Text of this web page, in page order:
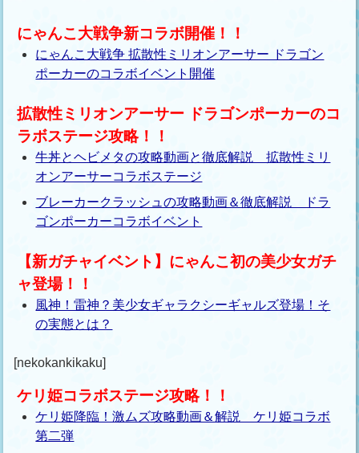
にゃんこ大戦争新コラボ開催！！
にゃんこ大戦争 拡散性ミリオンアーサー ドラゴン
ポーカーのコラボイベント開催
拡散性ミリオンアーサー ドラゴンポーカーのコ
ラボステージ攻略！！
牛丼とヘビメタの攻略動画と徹底解説 拡散性ミリ
オンアーサーコラボステージ
ブレーカークラッシュの攻略動画＆徹底解説 ドラ
ゴンポーカーコラボイベント
【新ガチャイベント】にゃんこ初の美少女ガチ
ャ登場！！
風神！雷神？美少女ギャラクシーギャルズ登場！そ
の実態とは？
[nekokankikaku]
ケリ姫コラボステージ攻略！！
ケリ姫降臨！激ムズ攻略動画＆解説 ケリ姫コラボ
第二弾